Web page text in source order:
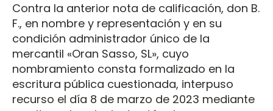
Contra la anterior nota de calificación, don B.
F., en nombre y representación y en su
condición administrador único de la
mercantil «Oran Sasso, SL», cuyo
nombramiento consta formalizado en la
escritura pública cuestionada, interpuso
recurso el día 8 de marzo de 2023 mediante